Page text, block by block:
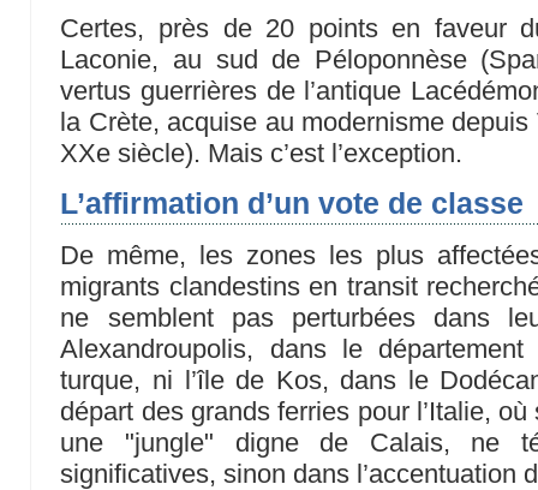
Certes, près de 20 points en faveur
Laconie, au sud de Péloponnèse
vertus guerrières de l’antique
la Crète, acquise au modernisme
XXe siècle). Mais c’est l’exception.
L’affirmation d’un vote de classe
De même, les zones les plus
migrants clandestins en transit
ne semblent pas perturbées dans
Alexandroupolis, dans le
turque, ni l’île de Kos, dans le
départ des grands ferries pour l’Italie,
une "jungle" digne de Calais, ne
significatives, sinon dans l’accentuation